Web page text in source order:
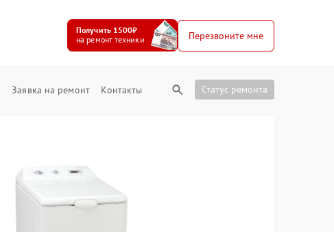
Получить 1500₽
на ремонт техники
Перезвоните мне
Заявка на ремонт Контакты Статус ремонта